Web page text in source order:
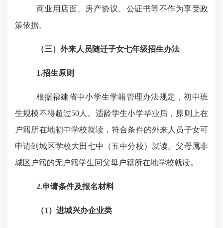
商业用店面、房产协议、公证书等不作为享受政
策依据。
（三） 外来人员随迁子女七年级招生办法
1.招生原则
根据福建省中小学生学籍管理办法规定，初中班
生规模不得超过50 人。适龄学生小学毕业后，原则上在
户籍所在地初中学校就读，符合条件的外来人员子女可
申请到城区学校大田七中（五中分校）就读。父母属非
城区户籍的无户籍学生回父母户籍所在地学校就读。
2.申请条件及报名材料
（1 ）进城兴办企业类